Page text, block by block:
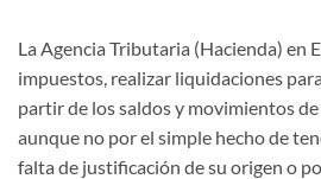
La Agencia Tributaria (Hacienda) en
impuestos, realizar liquidaciones
partir de los saldos y movimientos de
aunque no por el simple hecho de
falta de justificación de su origen o